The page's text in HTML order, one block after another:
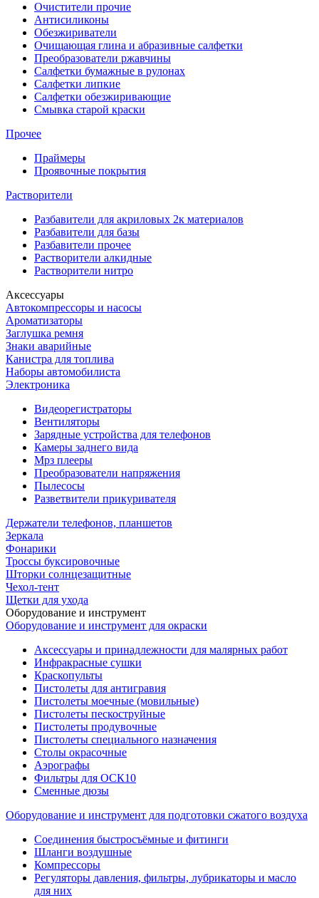
Очистители прочие
Антисиликоны
Обезжириватели
Очищающая глина и абразивные салфетки
Преобразователи ржавчины
Салфетки бумажные в рулонах
Салфетки липкие
Салфетки обезжиривающие
Смывка старой краски
Прочее
Праймеры
Проявочные покрытия
Растворители
Разбавители для акриловых 2к материалов
Разбавители для базы
Разбавители прочее
Растворители алкидные
Растворители нитро
Аксессуары
Автокомпрессоры и насосы
Ароматизаторы
Заглушка ремня
Знаки аварийные
Канистра для топлива
Наборы автомобилиста
Электроника
Видеорегистраторы
Вентиляторы
Зарядные устройства для телефонов
Камеры заднего вида
Мрз плееры
Преобразователи напряжения
Пылесосы
Разветвители прикуривателя
Держатели телефонов, планшетов
Зеркала
Фонарики
Троссы буксировочные
Шторки солнцезащитные
Чехол-тент
Щетки для ухода
Оборудование и инструмент
Оборудование и инструмент для окраски
Аксессуары и принадлежности для малярных работ
Инфракрасные сушки
Краскопульты
Пистолеты для антигравия
Пистолеты моечные (мовильные)
Пистолеты пескоструйные
Пистолеты продувочные
Пистолеты специального назначения
Столы окрасочные
Аэрографы
Фильтры для ОСК10
Сменные дюзы
Оборудование и инструмент для подготовки сжатого воздуха
Соединения быстросъёмные и фитинги
Шланги воздушные
Компрессоры
Регуляторы давления, фильтры, лубрикаторы и масло
для них